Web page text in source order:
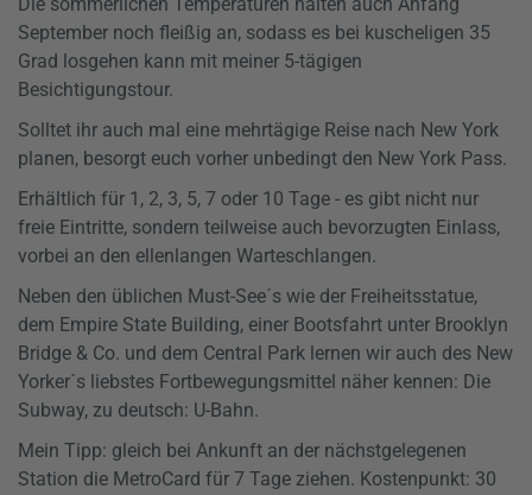
Die sommerlichen Temperaturen halten auch Anfang
September noch fleißig an, sodass es bei kuscheligen 35
Grad losgehen kann mit meiner 5-tägigen
Besichtigungstour.
Solltet ihr auch mal eine mehrtägige Reise nach New York
planen, besorgt euch vorher unbedingt den New York Pass.
Erhältlich für 1, 2, 3, 5, 7 oder 10 Tage - es gibt nicht nur
freie Eintritte, sondern teilweise auch bevorzugten Einlass,
vorbei an den ellenlangen Warteschlangen.
Neben den üblichen Must-See´s wie der Freiheitsstatue,
dem Empire State Building, einer Bootsfahrt unter Brooklyn
Bridge & Co. und dem Central Park lernen wir auch des New
Yorker´s liebstes Fortbewegungsmittel näher kennen: Die
Subway, zu deutsch: U-Bahn.
Mein Tipp: gleich bei Ankunft an der nächstgelegenen
Station die MetroCard für 7 Tage ziehen. Kostenpunkt: 30